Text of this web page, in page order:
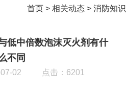
首页 > 相关动态 > 消防知识
低中倍数泡沫灭火剂有什
不同
02 点击：6201